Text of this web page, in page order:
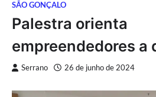
SÃO GONÇALO
Palestra orienta
empreendedores a
Serrano 26 de junho de 2024